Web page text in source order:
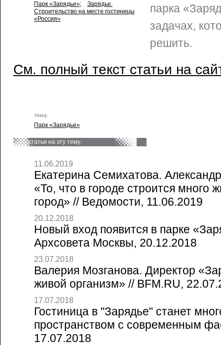
Парк «Зарядье»; Зарядье.
Строительство на месте гостиницы
«Россия»
парка
задачах,
решить.
См. полный текст статьи на
тема:
Парк «Зарядье»
статьи на эту тему:
11.06.2019
Екатерина Семихатова.
«То, что в городе строится много
город» // Ведомости, 11.06.2019
20.12.2018
Новый вход появится в парке
Архсовета Москвы, 20.12.2018
23.07.2018
Валерия Мозганова. Директор
живой организм» // BFM.RU,
17.07.2018
Гостиница в "Зарядье" станет
пространством с современным
17.07.2018